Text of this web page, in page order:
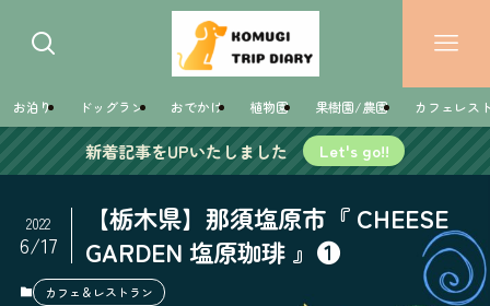
お泊り ドッグラン おでかけ 植物園 果樹園/農園 カフェレス
新着記事をUPいたしました Let's go!!
【栃木県】那須塩原市『 CHEESE
GARDEN 塩原珈琲 』❶
2022
6/17
カフェ＆レストラン